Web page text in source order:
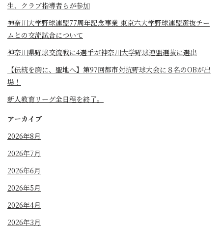
生、クラブ指導者らが参加
神奈川大学野球連盟77周年記念事業 東京六大学野球連盟選抜チー
ムとの交流試合について
神奈川県野球交流戦に4選手が神奈川大学野球連盟選抜に選出
【伝統を胸に、聖地へ】第97回都市対抗野球大会に８名のOBが出
場！
新人教育リーグ全日程を終了。
アーカイブ
2026年8月
2026年7月
2026年6月
2026年5月
2026年4月
2026年3月